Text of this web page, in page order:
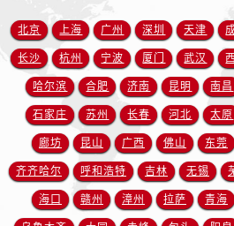
北京 上海 广州 深圳 天津
长沙 杭州 宁波 厦门 武汉
哈尔滨 合肥 济南 昆明 南昌
石家庄 苏州 长春 河北 太原
廊坊 昆山 广西 佛山 东莞
齐齐哈尔 呼和浩特 吉林 无锡
海口 赣州 漳州 拉萨 青海